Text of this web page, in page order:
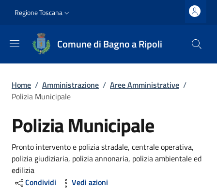
Slim top
Regione Toscana
Comune di Bagno a Ripoli
Briciole di pane
Home / Amministrazione / Aree Amministrative /
Polizia Municipale
Polizia Municipale
Dettagli
Pronto intervento e polizia stradale, centrale operativa,
polizia giudiziaria, polizia annonaria, polizia ambientale ed
edilizia
Condividi
Vedi azioni